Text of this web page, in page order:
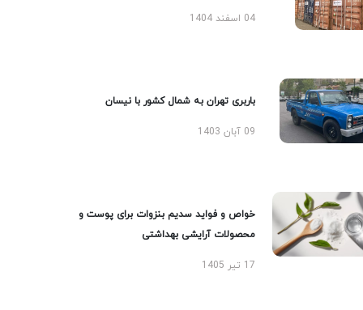
04 اسفند 1404
باربری تهران به شمال کشور با نیسان
09 آبان 1403
خواص و فواید سدیم بنزوات برای پوست و
محصولات آرایشی بهداشتی
17 تیر 1405